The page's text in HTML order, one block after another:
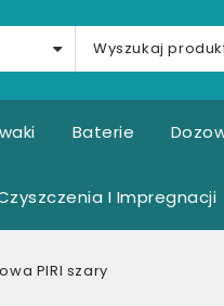
Baterie
I Impregnacji
PIRI szary